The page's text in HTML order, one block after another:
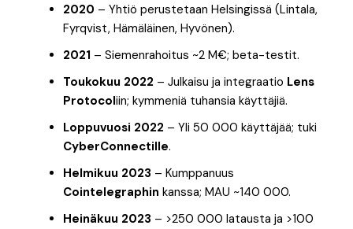
2020 – Yhtiö perustetaan Helsingissä (Lintala,
Fyrqvist, Hämäläinen, Hyvönen).
2021 – Siemenrahoitus ~2 M€; beta-testit.
Toukokuu 2022 – Julkaisu ja integraatio Lens
Protocoliin; kymmeniä tuhansia käyttäjiä.
Loppuvuosi 2022 – Yli 50 000 käyttäjää; tuki
CyberConnectille.
Helmikuu 2023 – Kumppanuus
Cointelegraphin kanssa; MAU ~140 000.
Heinäkuu 2023 – >250 000 latausta ja >100